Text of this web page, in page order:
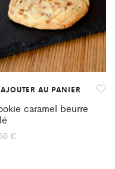
AJOUTER AU PANIER
caramel beurre
€